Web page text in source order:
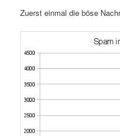
Zuerst einmal die böse